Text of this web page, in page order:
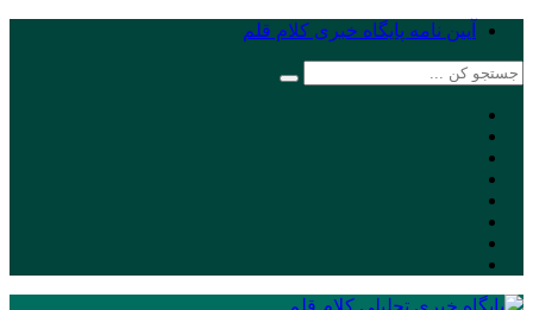
آیین نامه پایگاه خبری کلام قلم